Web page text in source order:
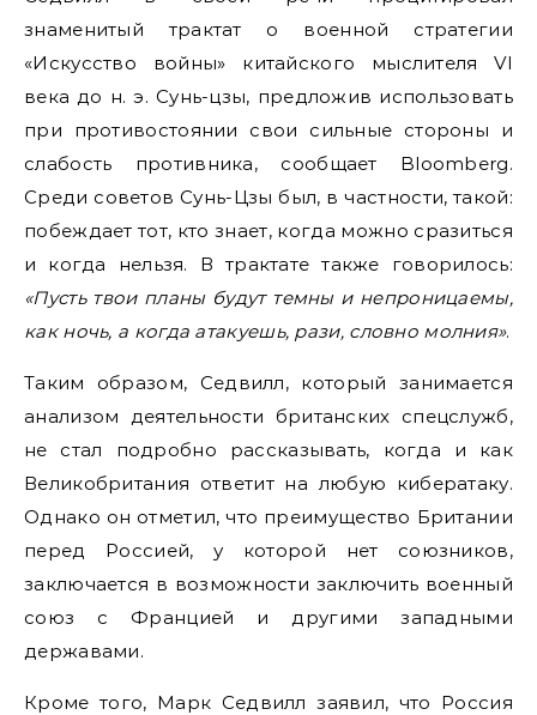
знаменитый трактат о военной стратегии
«Искусство войны» китайского мыслителя VI
века до н. э. Сунь-цзы, предложив использовать
при противостоянии свои сильные стороны и
слабость противника, сообщает Bloomberg.
Среди советов Сунь-Цзы был, в частности, такой:
побеждает тот, кто знает, когда можно сразиться
и когда нельзя. В трактате также говорилось:
«Пусть твои планы будут темны и непроницаемы,
как ночь, а когда атакуешь, рази, словно молния».
Таким образом, Седвилл, который занимается
анализом деятельности британских спецслужб,
не стал подробно рассказывать, когда и как
Великобритания ответит на любую кибератаку.
Однако он отметил, что преимущество Британии
перед Россией, у которой нет союзников,
заключается в возможности заключить военный
союз с Францией и другими западными
державами.
Кроме того, Марк Седвилл заявил, что Россия